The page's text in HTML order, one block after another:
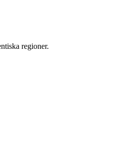
regioner.